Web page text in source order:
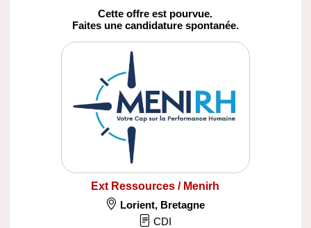
Cette offre est pourvue.
Faites une candidature spontanée.
Ext Ressources / Menirh
Lorient, Bretagne
CDI